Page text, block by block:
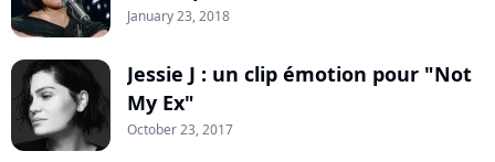
January 23, 2018
Jessie J : un clip émotion pour "Not
My Ex"
October 23, 2017